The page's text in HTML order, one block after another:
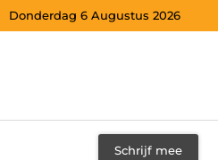
Donderdag 6 Augustus 2026
Schrijf mee